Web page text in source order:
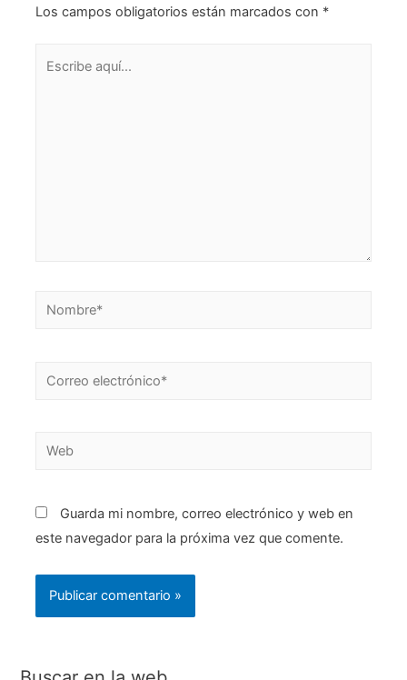
Los campos obligatorios están marcados con *
Nombre*
Correo
Web
Guarda mi nombre, correo electrónico y web en
este navegador para la próxima vez que comente.